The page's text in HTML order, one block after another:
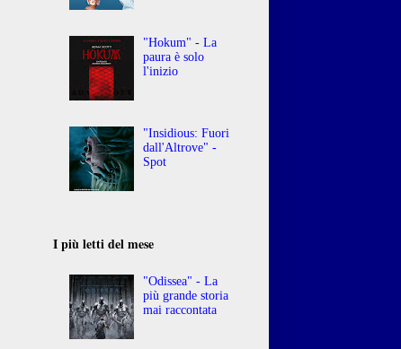
"Hokum" - La
paura è solo
l'inizio
"Insidious: Fuori
dall'Altrove" -
Spot
I più letti del mese
"Odissea" - La
più grande storia
mai raccontata